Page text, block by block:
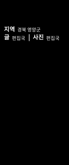
지역 경북 영양군
글 편집국 | 사진 편집국